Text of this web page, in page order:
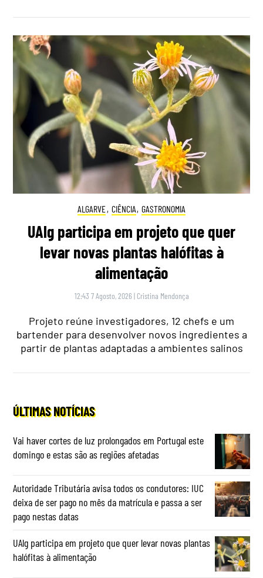
ALGARVE, CIÊNCIA, GASTRONOMIA
UAlg participa em projeto que quer
levar novas plantas halófitas à
alimentação
12:43 7 Agosto, 2026 | Cristina Mendonça
Projeto reúne investigadores, 12 chefs e um
bartender para desenvolver novos ingredientes a
partir de plantas adaptadas a ambientes salinos
ÚLTIMAS NOTÍCIAS
Vai haver cortes de luz prolongados em Portugal este
domingo e estas são as regiões afetadas
Autoridade Tributária avisa todos os condutores: IUC
deixa de ser pago no mês da matrícula e passa a ser
pago nestas datas
UAlg participa em projeto que quer levar novas plantas
halófitas à alimentação